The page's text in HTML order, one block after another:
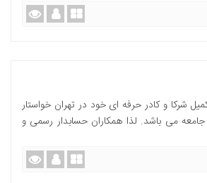
شرکا و کادر حرفه ای خود در تهران خواستار
می باشد. لذا همکاران حسابدار رسمی و